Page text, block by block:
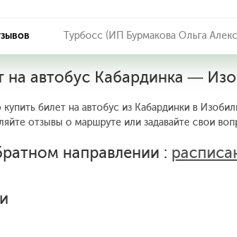
Турбосс (ИП Бурмакова Ольга
на автобус Кабардинка —
билет на автобус из Кабардинки в
отзывы о маршруте или задавайте свои
направлении :